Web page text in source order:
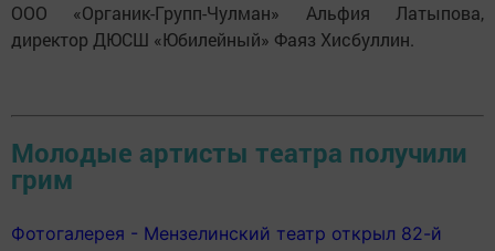
ООО «Органик-Групп-Чулман» Альфия Латыпова,
директор ДЮСШ «Юбилейный» Фаяз Хисбуллин.
Молодые артисты театра получили
грим
Фотогалерея - Мензелинский театр открыл 82-й